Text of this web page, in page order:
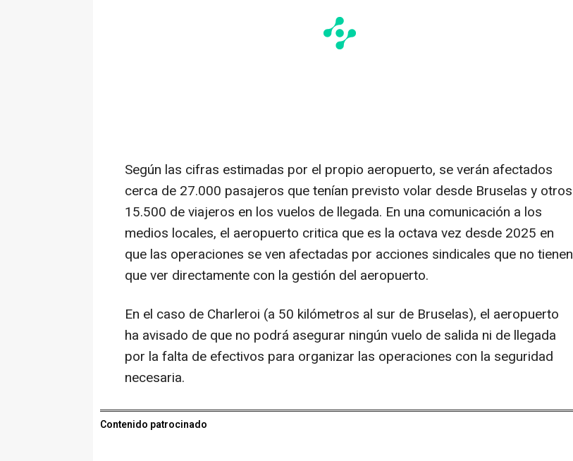
Según las cifras estimadas por el propio aeropuerto, se verán afectados
cerca de 27.000 pasajeros que tenían previsto volar desde Bruselas y otros
15.500 de viajeros en los vuelos de llegada. En una comunicación a los
medios locales, el aeropuerto critica que es la octava vez desde 2025 en
que las operaciones se ven afectadas por acciones sindicales que no tienen
que ver directamente con la gestión del aeropuerto.
En el caso de Charleroi (a 50 kilómetros al sur de Bruselas), el aeropuerto
ha avisado de que no podrá asegurar ningún vuelo de salida ni de llegada
por la falta de efectivos para organizar las operaciones con la seguridad
necesaria.
Contenido patrocinado